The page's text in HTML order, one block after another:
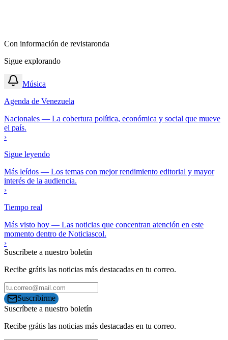
Con información de revistaronda
Sigue explorando
Música
Agenda de Venezuela
Nacionales — La cobertura política, económica y social que mueve
el país.
›
Sigue leyendo
Más leídos — Los temas con mejor rendimiento editorial y mayor
interés de la audiencia.
›
Tiempo real
Más visto hoy — Las noticias que concentran atención en este
momento dentro de Noticiascol.
›
Suscríbete a nuestro boletín
Recibe grátis las noticias más destacadas en tu correo.
Suscribirme
Suscríbete a nuestro boletín
Recibe grátis las noticias más destacadas en tu correo.